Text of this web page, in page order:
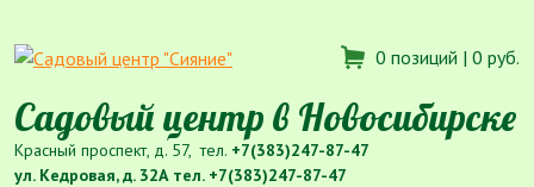
0 позиций | 0 руб.
Садовый центр в Новосибирске
Красный проспект, д. 57, тел. +7(383)247-87-47
ул. Кедровая, д. 32А тел. +7(383)247-87-47